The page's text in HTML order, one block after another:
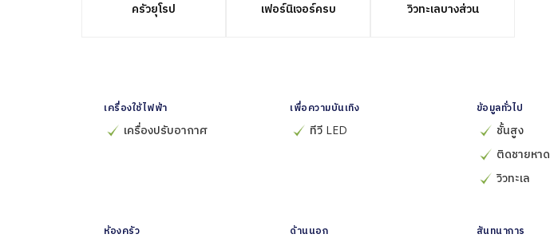
ครัวยุโรป
เฟอร์นิเจอร์ครบ
วิวทะเลบางส่วน
เครื่องใช้ไฟฟ้า
เครื่องปรับอากาศ
เพื่อความบันเทิง
ทีวี LED
ข้อมูลทั่วไป
ชั้นสูง
ติดชายหาด
วิวทะเล
ห้องครัว ด้านนอก สันทนาการ